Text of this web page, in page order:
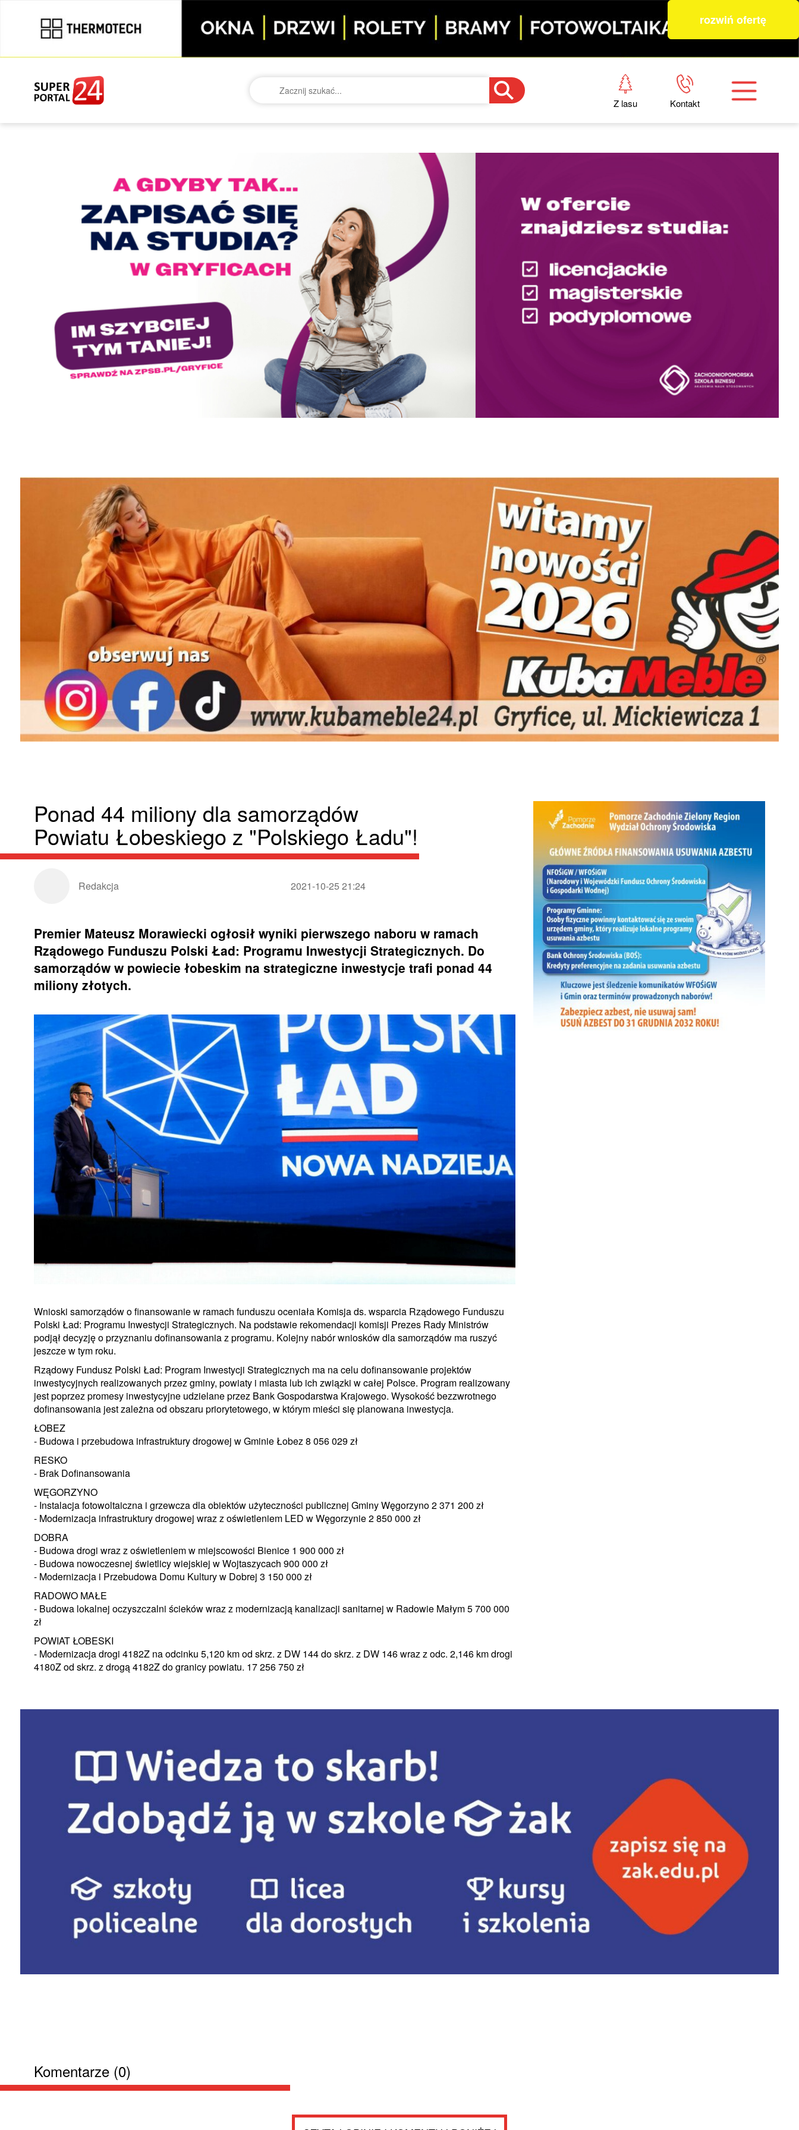
rozwiń ofertę
Z lasu Kontakt
Ponad 44 miliony dla samorządów
Powiatu Łobeskiego z "Polskiego Ładu"!
Redakcja 2021-10-25 21:24
Premier Mateusz Morawiecki ogłosił wyniki pierwszego naboru w ramach
Rządowego Funduszu Polski Ład: Programu Inwestycji Strategicznych. Do
samorządów w powiecie łobeskim na strategiczne inwestycje trafi ponad 44
miliony złotych.
Wnioski samorządów o finansowanie w ramach funduszu oceniała Komisja ds. wsparcia Rządowego Funduszu
Polski Ład: Programu Inwestycji Strategicznych. Na podstawie rekomendacji komisji Prezes Rady Ministrów
podjął decyzję o przyznaniu dofinansowania z programu. Kolejny nabór wniosków dla samorządów ma ruszyć
jeszcze w tym roku.
Rządowy Fundusz Polski Ład: Program Inwestycji Strategicznych ma na celu dofinansowanie projektów
inwestycyjnych realizowanych przez gminy, powiaty i miasta lub ich związki w całej Polsce. Program realizowany
jest poprzez promesy inwestycyjne udzielane przez Bank Gospodarstwa Krajowego. Wysokość bezzwrotnego
dofinansowania jest zależna od obszaru priorytetowego, w którym mieści się planowana inwestycja.
ŁOBEZ
- Budowa i przebudowa infrastruktury drogowej w Gminie Łobez 8 056 029 zł
RESKO
- Brak Dofinansowania
WĘGORZYNO
- Instalacja fotowoltaiczna i grzewcza dla obiektów użyteczności publicznej Gminy Węgorzyno 2 371 200 zł
- Modernizacja infrastruktury drogowej wraz z oświetleniem LED w Węgorzynie 2 850 000 zł
DOBRA
- Budowa drogi wraz z oświetleniem w miejscowości Bienice 1 900 000 zł
- Budowa nowoczesnej świetlicy wiejskiej w Wojtaszycach 900 000 zł
- Modernizacja i Przebudowa Domu Kultury w Dobrej 3 150 000 zł
RADOWO MAŁE
- Budowa lokalnej oczyszczalni ścieków wraz z modernizacją kanalizacji sanitarnej w Radowie Małym 5 700 000
zł
POWIAT ŁOBESKI
- Modernizacja drogi 4182Z na odcinku 5,120 km od skrz. z DW 144 do skrz. z DW 146 wraz z odc. 2,146 km drogi
4180Z od skrz. z drogą 4182Z do granicy powiatu. 17 256 750 zł
Komentarze (0)